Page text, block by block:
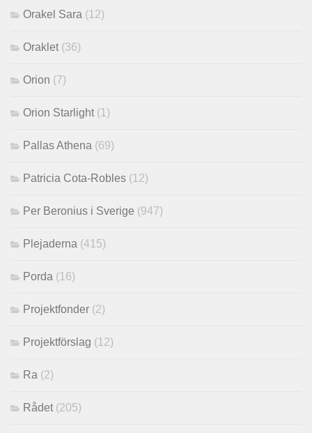
Orakel Sara (12)
Oraklet (36)
Orion (7)
Orion Starlight (1)
Pallas Athena (69)
Patricia Cota-Robles (12)
Per Beronius i Sverige (947)
Plejaderna (415)
Porda (16)
Projektfonder (2)
Projektförslag (12)
Ra (2)
Rådet (205)